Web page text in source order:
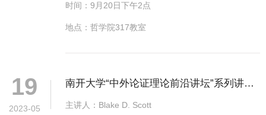
时间：9月20日下午2点
地点：哲学院317教室
19
2023-05
南开大学“中外论证理论前沿讲坛”系列讲座
第十讲
主讲人：Blake D. Scott